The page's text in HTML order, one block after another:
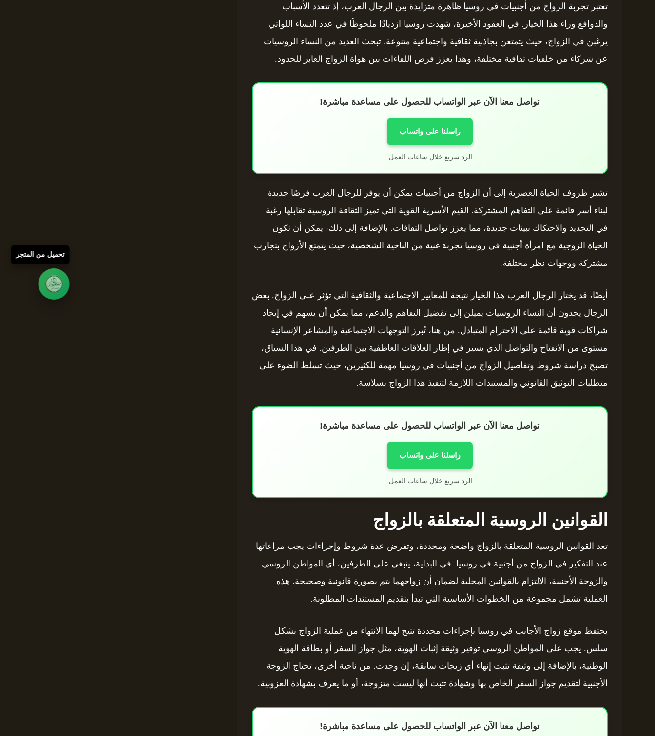
تعتبر تجربة الزواج من أجنبيات في روسيا ظاهرة متزايدة بين الرجال العرب، إذ تتعدد الأسباب
والدوافع وراء هذا الخيار. في العقود الأخيرة، شهدت روسيا ازديادًا ملحوظًا في عدد النساء اللواتي
يرغبن في الزواج، حيث يتمتعن بجاذبية ثقافية واجتماعية متنوعة. تبحث العديد من النساء الروسيات
عن شركاء من خلفيات ثقافية مختلفة، وهذا يعزز فرص اللقاءات بين هواة الزواج العابر للحدود.
تواصل معنا الآن عبر الواتساب للحصول على مساعدة مباشرة!
راسلنا على واتساب
الرد سريع خلال ساعات العمل.
تشير ظروف الحياة العصرية إلى أن الزواج من أجنبيات يمكن أن يوفر للرجال العرب فرصًا جديدة
لبناء أسر قائمة على التفاهم المشتركة. القيم الأسرية القوية التي تميز الثقافة الروسية تقابلها رغبة
في التجديد والاحتكاك ببيئات جديدة، مما يعزز تواصل الثقافات. بالإضافة إلى ذلك، يمكن أن تكون
الحياة الزوجية مع امرأة أجنبية في روسيا تجربة غنية من الناحية الشخصية، حيث يتمتع الأزواج بتجارب
مشتركة ووجهات نظر مختلفة.
أيضًا، قد يختار الرجال العرب هذا الخيار نتيجة للمعايير الاجتماعية والثقافية التي تؤثر على الزواج. بعض
الرجال يجدون أن النساء الروسيات يميلن إلى تفضيل التفاهم والدعم، مما يمكن أن يسهم في إيجاد
شراكات قوية قائمة على الاحترام المتبادل. من هنا، تُبرز التوجهات الاجتماعية والمشاعر الإنسانية
مستوى من الانفتاح والتواصل الذي يسير في إطار العلاقات العاطفية بين الطرفين. في هذا السياق،
تصبح دراسة شروط وتفاصيل الزواج من أجنبيات في روسيا مهمة للكثيرين، حيث تسلط الضوء على
متطلبات التوثيق القانوني والمستندات اللازمة لتنفيذ هذا الزواج بسلاسة.
تواصل معنا الآن عبر الواتساب للحصول على مساعدة مباشرة!
راسلنا على واتساب
الرد سريع خلال ساعات العمل.
القوانين الروسية المتعلقة بالزواج
تعد القوانين الروسية المتعلقة بالزواج واضحة ومحددة، وتفرض عدة شروط وإجراءات يجب مراعاتها
عند التفكير في الزواج من أجنبية في روسيا. في البداية، ينبغي على الطرفين، أي المواطن الروسي
والزوجة الأجنبية، الالتزام بالقوانين المحلية لضمان أن زواجهما يتم بصورة قانونية وصحيحة. هذه
العملية تشمل مجموعة من الخطوات الأساسية التي تبدأ بتقديم المستندات المطلوبة.
يحتفظ موقع زواج الأجانب في روسيا بإجراءات محددة تتيح لهما الانتهاء من عملية الزواج بشكل
سلس. يجب على المواطن الروسي توفير وثيقة إثبات الهوية، مثل جواز السفر أو بطاقة الهوية
الوطنية، بالإضافة إلى وثيقة تثبت إنهاء أي زيجات سابقة، إن وجدت. من ناحية أخرى، تحتاج الزوجة
الأجنبية لتقديم جواز السفر الخاص بها وشهادة تثبت أنها ليست متزوجة، أو ما يعرف بشهادة العزوبية.
تواصل معنا الآن عبر الواتساب للحصول على مساعدة مباشرة!
تحميل من المتجر